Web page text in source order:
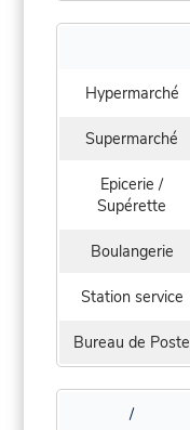
Hypermarché
Supermarché
Epicerie /
Supérette
Boulangerie
Station service
Bureau de Poste
/